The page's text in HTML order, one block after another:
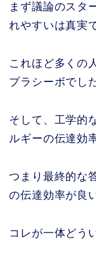
まず議論のスタ
れやすいは真実
これほど多くの
プラシーボでし
そして、工学的
ルギーの伝達効
つまり最終的な
の伝達効率が良
コレが一体どう